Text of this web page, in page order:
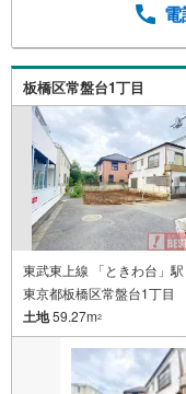
板橋区常盤台1丁目
東武東上線 「ときわ台」
東京都板橋区常盤台1丁目
土地59.27m2